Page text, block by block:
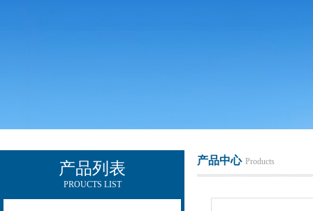
产品列表
PROUCTS LIST
产品中心 Products